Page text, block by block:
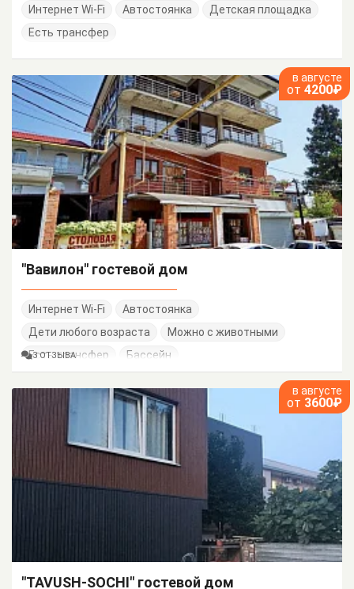
Интернет Wi-Fi Автостоянка
Детская площадка
Есть трансфер
в августе
от 4200₽
"Вавилон" гостевой дом
Интернет Wi-Fi
Автостоянка
Дети любого возраста
Можно с животными
Есть трансфер
Бассейн
3 ОТЗЫВА
в августе
от 3600₽
"TAVUSH-SOCHI" гостевой дом